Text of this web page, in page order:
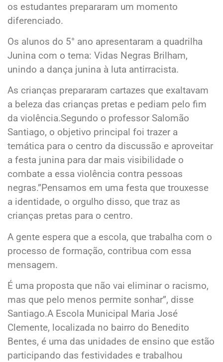
os estudantes prepararam um momento
diferenciado.
Os alunos do 5° ano apresentaram a quadrilha
Junina com o tema: Vidas Negras Brilham,
unindo a dança junina à luta antirracista.
As crianças prepararam cartazes que exaltavam
a beleza das crianças pretas e pediam pelo fim
da violência.Segundo o professor Salomão
Santiago, o objetivo principal foi trazer a
temática para o centro da discussão e aproveitar
a festa junina para dar mais visibilidade o
combate a essa violência contra pessoas
negras.”Pensamos em uma festa que trouxesse
a identidade, o orgulho disso, que traz as
crianças pretas para o centro.
A gente espera que a escola, que trabalha com o
processo de formação, contribua com essa
mensagem.
É uma proposta que não vai eliminar o racismo,
mas que pelo menos permite sonhar”, disse
Santiago.A Escola Municipal Maria José
Clemente, localizada no bairro do Benedito
Bentes, é uma das unidades de ensino que estão
participando das festividades e trabalhou